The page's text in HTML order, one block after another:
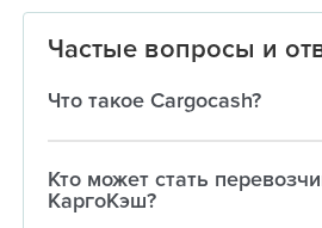
Частые вопросы и
Что такое Cargocash?
Кто может стать
КаргоКэш?